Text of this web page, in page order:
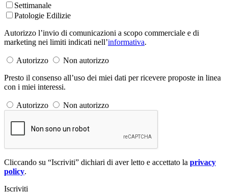
Settimanale
Patologie Edilizie
Autorizzo l’invio di comunicazioni a scopo commerciale e di
marketing nei limiti indicati nell’informativa.
Autorizzo
Non autorizzo
Presto il consenso all’uso dei miei dati per ricevere proposte in linea
con i miei interessi.
Autorizzo Non autorizzo
Cliccando su “Iscriviti” dichiari di aver letto e accettato la privacy
policy.
Iscriviti